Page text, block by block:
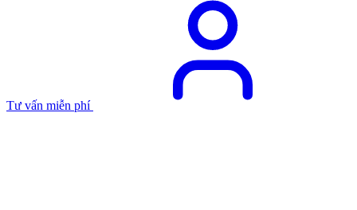
Tư vấn miễn phí